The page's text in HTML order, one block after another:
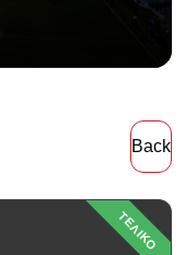
Back
ΤΕΛΙΚΟ